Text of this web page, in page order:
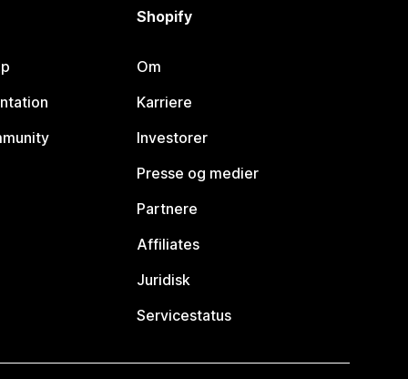
Shopify
Om
Karriere
Investorer
Presse og medier
Partnere
Affiliates
Juridisk
Servicestatus